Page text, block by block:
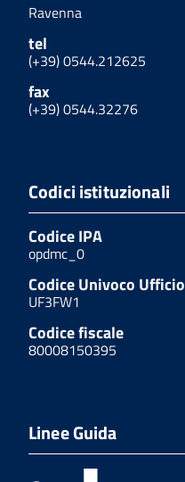
Ravenna
tel
(+39) 0544.212625
fax
(+39) 0544.32276
Codici istituzionali
Codice IPA
opdmc_0
Codice Univoco Ufficio
UF3FW1
Codice fiscale
80008150395
Linee Guida